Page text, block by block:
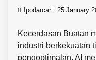
Ipodarcar 25 January
Kecerdasan Buatan
industri berkekuatan
pengoptimalan, AI